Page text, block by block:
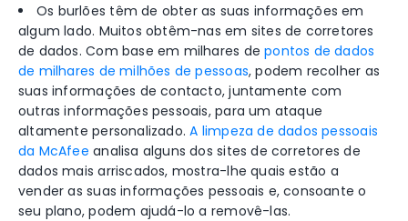
Os burlões têm de obter as suas informações em
algum lado. Muitos obtêm-nas em sites de corretores
de dados.Com base em milhares depontos de dados
de milhares de milhões de pessoas, podem recolher as
suas informações de contacto, juntamente com
outras informações pessoais, para um ataque
altamente personalizado.A limpeza de dados pessoais
da McAfee analisa alguns dos sites de corretores de
dados mais arriscados, mostra-lhe quais estão a
vender as suas informações pessoais e, consoante o
seu plano, podem ajudá-lo a removê-las.